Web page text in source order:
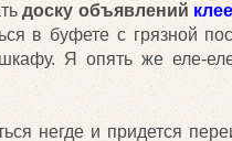
доску объявлений
в буфете с грязной
Я опять же еле-
негде и придется